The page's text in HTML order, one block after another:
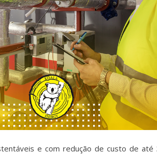
e com redução de custo de até